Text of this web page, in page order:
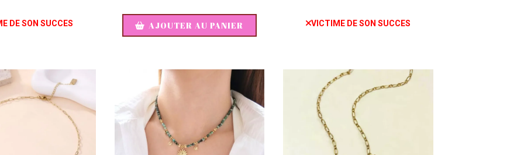
DE SON SUCCES AJOUTER AU PANIER VICTIME DE SON SUCCES